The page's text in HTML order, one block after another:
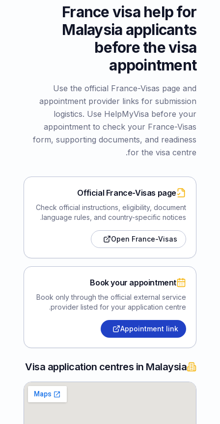
France visa help for
Malaysia applicants
before the visa
appointment
Use the official France-Visas page and
appointment provider links for submission
logistics. Use HelpMyVisa before your
appointment to check your France-Visas
form, supporting documents, and readiness
for the visa centre.
Official France-Visas page
Check official instructions, eligibility, document
language rules, and country-specific notices.
Open France-Visas
Book your appointment
Book only through the official external service
provider listed for your application centre.
Appointment link
Visa application centres in Malaysia